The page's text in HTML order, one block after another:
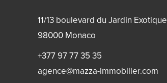
11/13 boulevard du Jardin Exotique
98000Monaco
+377 97 77 35 35
agence@mazza-immobilier.com